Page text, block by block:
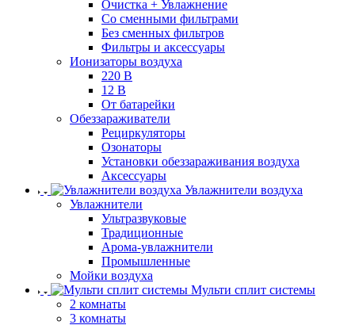
Очистка + Увлажнение
Cо сменными фильтрами
Без сменных фильтров
Фильтры и аксессуары
Ионизаторы воздуха
220 В
12 В
От батарейки
Обеззараживатели
Рециркуляторы
Озонаторы
Установки обеззараживания воздуха
Аксессуары
Увлажнители воздуха
Увлажнители
Ультразвуковые
Традиционные
Арома-увлажнители
Промышленные
Мойки воздуха
Мульти сплит системы
2 комнаты
3 комнаты